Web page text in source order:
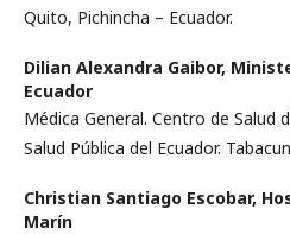
Quito, Pichincha – Ecuador.
Dilian Alexandra Gaibor,
Ecuador
Médica General. Centro de Salud
Salud Pública del Ecuador.
Christian Santiago Escobar,
Marín